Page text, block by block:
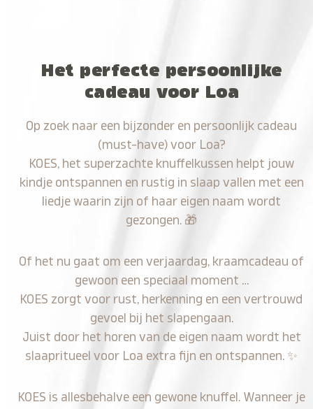
Het perfecte persoonlijke
cadeau voor Loa
Op zoek naar een bijzonder en persoonlijk cadeau
(must-have) voor Loa?
KOES, het superzachte knuffelkussen helpt jouw
kindje ontspannen en rustig in slaap vallen met een
liedje waarin zijn of haar eigen naam wordt
gezongen. 🎁
Of het nu gaat om een verjaardag, kraamcadeau of
gewoon een speciaal moment …
KOES zorgt voor rust, herkenning en een vertrouwd
gevoel bij het slapengaan.
Juist door het horen van de eigen naam wordt het
slaapritueel voor Loa extra fijn en ontspannen. ✨
KOES is allesbehalve een gewone knuffel. Wanneer je